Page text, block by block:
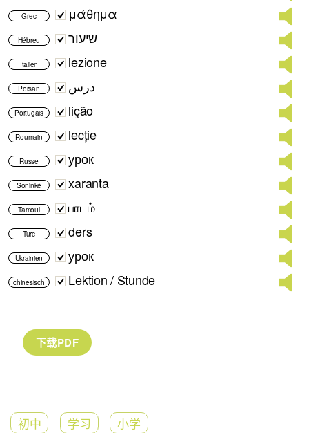
Grec μάθημα
Hébreu שיעור
Italien lezione
Persan درس
Portugais lição
Roumain lecție
Russe урок
Soninké xaranta
Tamoul பாடம்
Turc ders
Ukrainien урок
chinesisch Lektion / Stunde
初中 学习 小学